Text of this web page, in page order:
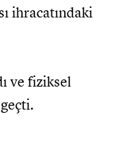
ihracatındaki
ve fiziksel